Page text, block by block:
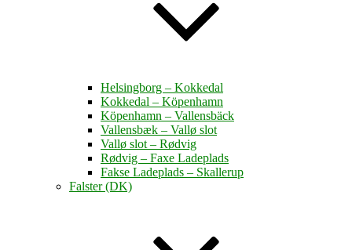
Helsingborg – Kokkedal
Kokkedal – Köpenhamn
Köpenhamn – Vallensbäck
Vallensbæk – Vallø slot
Vallø slot – Rødvig
Rødvig – Faxe Ladeplads
Fakse Ladeplads – Skallerup
Falster (DK)